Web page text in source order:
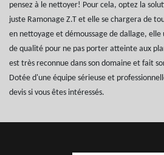
pensez à le nettoyer! Pour cela, optez la
juste Ramonage Z.T et elle se chargera de
en nettoyage et démoussage de dallage,
de qualité pour ne pas porter atteinte aux
est très reconnue dans son domaine et fait
Dotée d'une équipe sérieuse et
devis si vous êtes intéressés.